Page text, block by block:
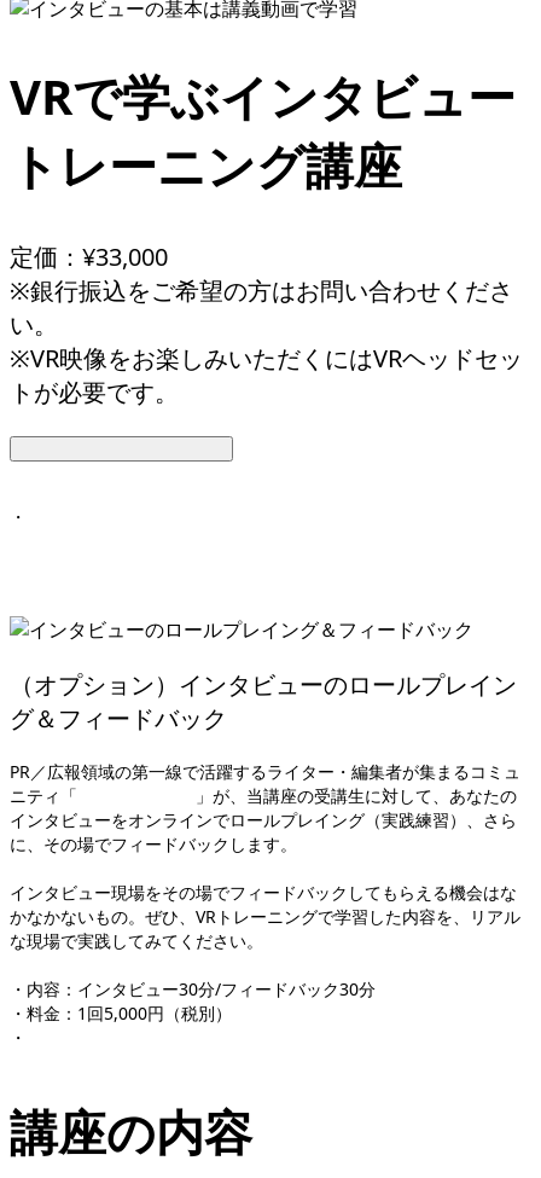
VRで学ぶインタビュー
トレーニング講座
定価：¥33,000
※銀行振込をご希望の方はお問い合わせくださ
い。
※VR映像をお楽しみいただくにはVRヘッドセッ
トが必要です。
・
（オプション）インタビューのロールプレイン
グ＆フィードバック
PR／広報領域の第一線で活躍するライター・編集者が集まるコミュ
ニティ「
」が、当講座の受講生に対して、あなたの
インタビューをオンラインでロールプレイング（実践練習）、さら
に、その場でフィードバックします。
インタビュー現場をその場でフィードバックしてもらえる機会はな
かなかないもの。ぜひ、VRトレーニングで学習した内容を、リアル
な現場で実践してみてください。
・内容：インタビュー30分/フィードバック30分
・料金：1回5,000円（税別）
・
講座の内容